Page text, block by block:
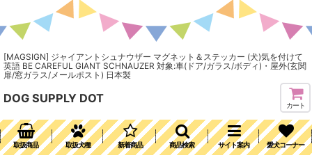
[MAGSIGN] ジャイアントシュナウザー マグネット＆ステッカー (犬)気を付けて
英語 BE CAREFUL GIANT SCHNAUZER 対象:車(ドア/ガラス/ボディ)・屋外(玄関
扉/窓ガラス/メールポスト) 日本製
DOG SUPPLY DOT
カート
取扱商品 取扱犬種 新着商品 商品検索 サイト案内 愛犬コーナー